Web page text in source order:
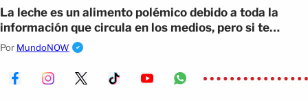
La leche es un alimento polémico debido a toda la
información que circula en los medios, pero si te
preocupa mucho lo que dicen que (...)
Por MundoNOW